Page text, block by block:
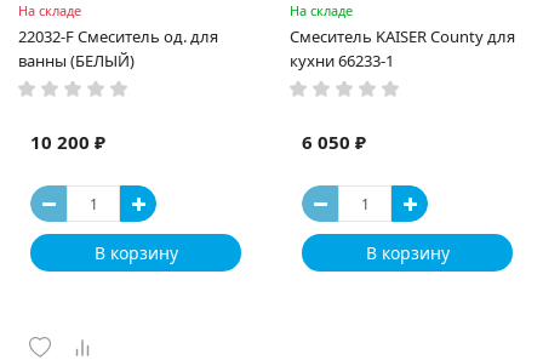
На складе
22032-F Смеситель од. для
ванны (БЕЛЫЙ)
10 200 ₽
В корзину
На складе
Смеситель KAISER County для
кухни 66233-1
6 050 ₽
В корзину